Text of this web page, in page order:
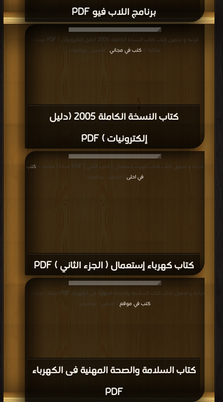
برنامج اللاب فيو PDF
كتاب النسخة الكاملة 2005 (دليل
إلكترونيات ) PDF
قراءة و تحميل كتاب كتاب النسخة الكاملة 2005 (دليل إلكترونيات ) PDF مجانا |
مكتبة > كتب في مجاني | التحميل : مرة/مرات
كتاب كهرباء إستعمال ( الجزء الثاني ) PDF
قراءة و تحميل كتاب كتاب كهرباء إستعمال ( الجزء الثاني ) PDF مجانا | مكتبة >
كتب
في احلى
| التحميل : مرة/مرات
كتاب السلامة والصحة المهنية فى الكهرباء
PDF
قراءة و تحميل كتاب كتاب السلامة والصحة المهنية فى الكهرباء PDF مجانا | مكتبة >
كتب في موقع
| التحميل : مرة/مرات